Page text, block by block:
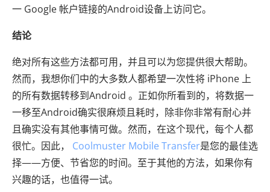
一 Google 帐户链接的Android设备上访问它。
结论
绝对所有这些方法都可用，并且可以为您提供很大帮助。
然而，我想你们中的大多数人都希望一次性将 iPhone 上
的所有数据转移到Android 。正如你所看到的，将数据一
一移至Android确实很麻烦且耗时，除非你非常有耐心并
且确实没有其他事情可做。然而，在这个现代，每个人都
很忙。因此， Coolmuster Mobile Transfer是您的最佳选
择——方便、节省您的时间。至于其他的方法，如果你有
兴趣的话，也值得一试。